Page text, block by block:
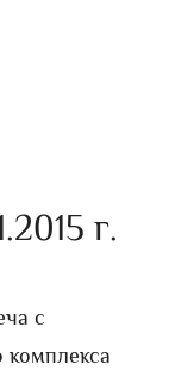
г.
с
комплекса